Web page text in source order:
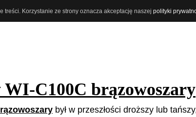
Korzystanie ze strony oznacza akceptację naszej polityki
WI-C100C brązowoszary
był w przeszłości droższy lub